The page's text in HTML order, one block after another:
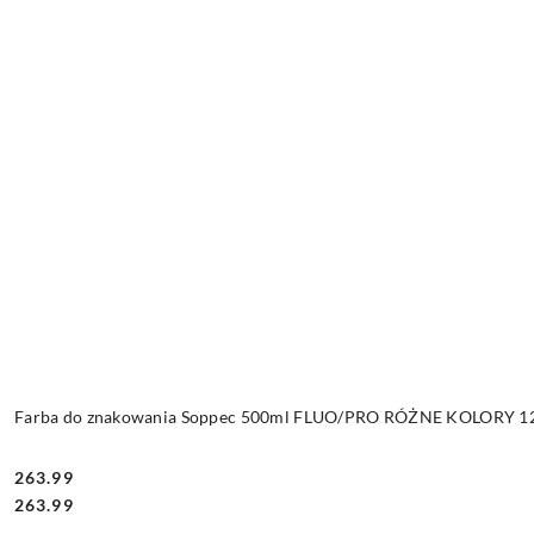
Farba do znakowania Soppec 500ml FLUO/PRO RÓŻNE KOLORY
Cena:
263.99
Cena:
263.99